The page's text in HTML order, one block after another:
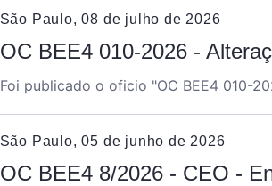
São Paulo, 08 de julho de 2026
OC BEE4 010-2026 -
Foi publicado o oficio "OC BEE4 010-
São Paulo, 05 de junho de 2026
OC BEE4 8/2026 - CEO -